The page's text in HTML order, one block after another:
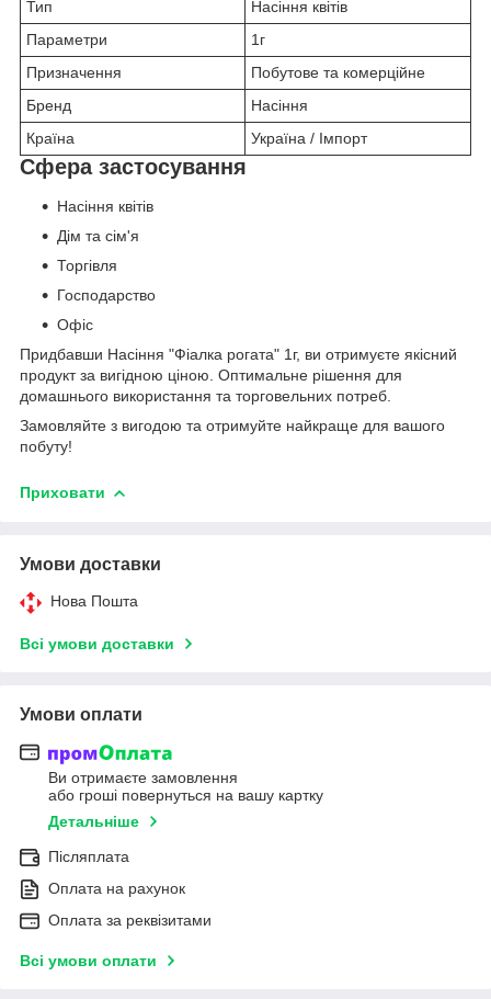
Тип
Насіння квітів
Параметри
1г
Призначення
Побутове та комерційне
Бренд
Насіння
Країна
Україна / Імпорт
Сфера застосування
Насіння квітів
Дім та сім'я
Торгівля
Господарство
Офіс
Придбавши Насіння "Фіалка рогата" 1г, ви отримуєте якісний
продукт за вигідною ціною. Оптимальне рішення для
домашнього використання та торговельних потреб.
Замовляйте з вигодою та отримуйте найкраще для вашого
побуту!
Приховати
Умови доставки
Нова Пошта
Всі умови доставки
Умови оплати
Ви отримаєте замовлення
або гроші повернуться на вашу картку
Детальніше
Післяплата
Оплата на рахунок
Оплата за реквізитами
Всі умови оплати